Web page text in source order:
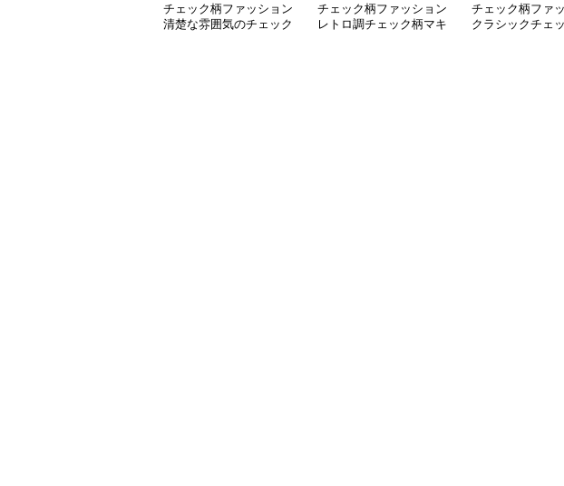
チェック柄ファッション
清楚な雰囲気のチェック
チェック柄ファッション
レトロ調チェック柄マキ
チェック柄ファ
クラシックチェ